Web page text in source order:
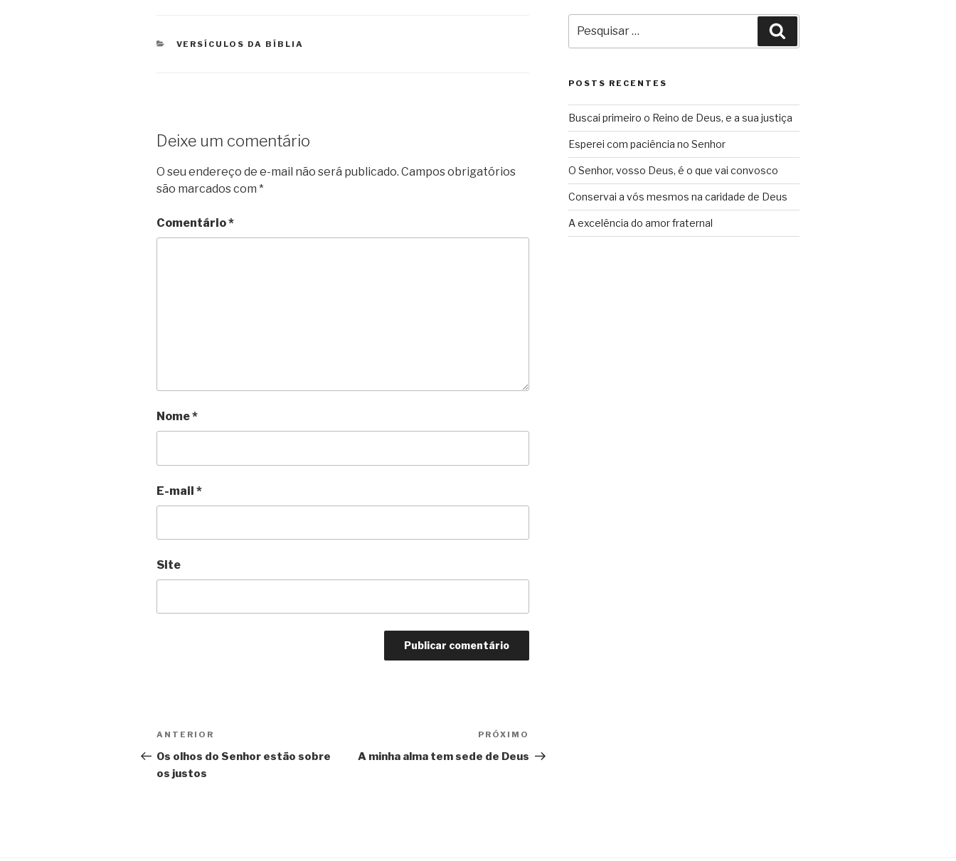
CATEGORIAS
VERSÍCULOS DA BÍBLIA
Deixe um comentário
O seu endereço de e-mail não será publicado. Campos obrigatórios
são marcados com *
Comentário*
Nome*
E-mail *
Site
Navegação
de
Post
Post
anterior
ANTERIOR
Os olhos do Senhor estão sobre
os justos
post
PRÓXIMO
A minha alma tem sede de Deus
por:
POSTS RECENTES
Buscai primeiro o Reino de Deus, e a sua justiça
Esperei com paciência no Senhor
O Senhor, vosso Deus, é o que vai convosco
Conservai a vós mesmos na caridade de Deus
A excelência do amor fraternal